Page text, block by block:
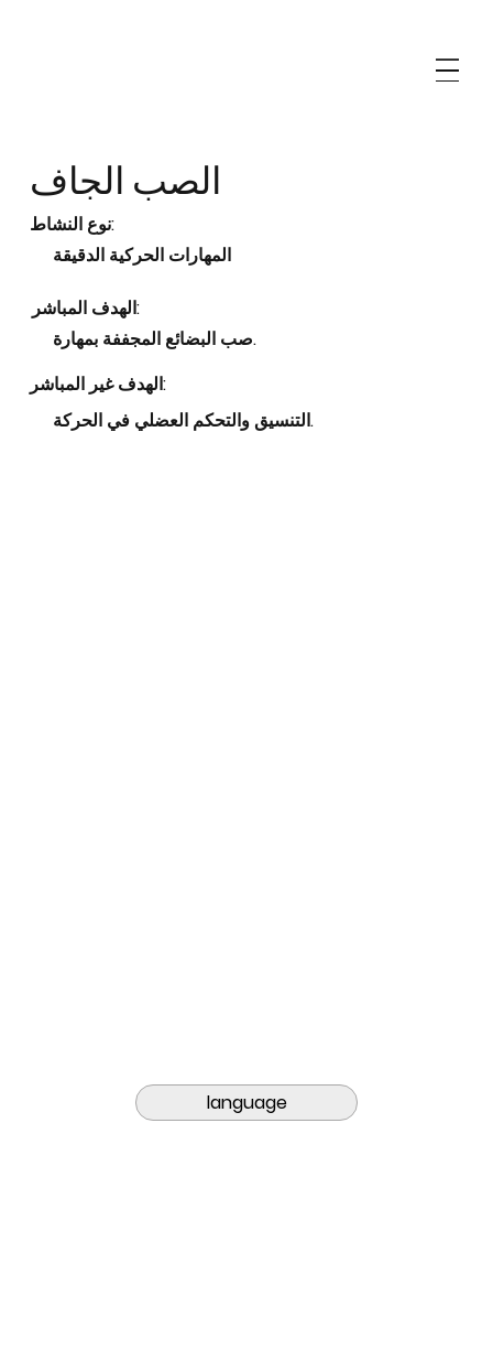
الصب الجاف
نوع النشاط:
المهارات الحركية الدقيقة
الهدف المباشر:
صب البضائع المجففة بمهارة.
الهدف غير المباشر:
التنسيق والتحكم العضلي في الحركة.
language